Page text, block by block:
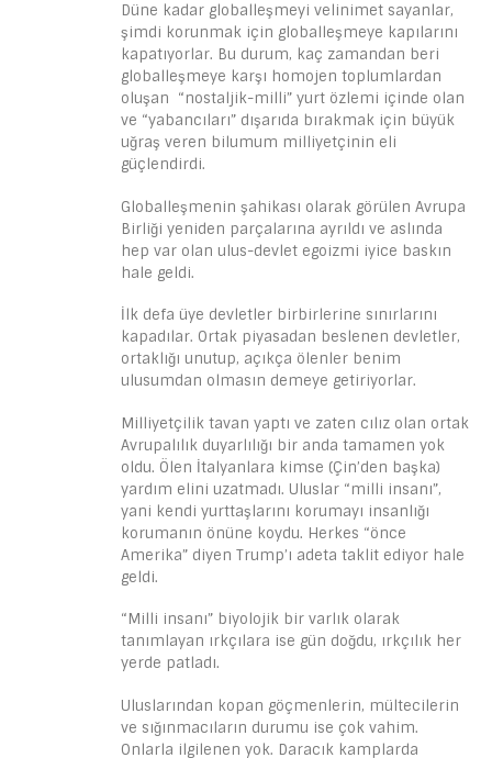
Düne kadar globalleşmeyi velinimet sayanlar,
şimdi korunmak için globalleşmeye kapılarını
kapatıyorlar. Bu durum, kaç zamandan beri
globalleşmeye karşı homojen toplumlardan
oluşan “nostaljik-milli” yurt özlemi içinde olan
ve “yabancıları” dışarıda bırakmak için büyük
uğraş veren bilumum milliyetçinin eli
güçlendirdi.
Globalleşmenin şahikası olarak görülen Avrupa
Birliği yeniden parçalarına ayrıldı ve aslında
hep var olan ulus-devlet egoizmi iyice baskın
hale geldi.
İlk defa üye devletler birbirlerine sınırlarını
kapadılar. Ortak piyasadan beslenen devletler,
ortaklığı unutup, açıkça ölenler benim
ulusumdan olmasın demeye getiriyorlar.
Milliyetçilik tavan yaptı ve zaten cılız olan ortak
Avrupalılık duyarlılığı bir anda tamamen yok
oldu. Ölen İtalyanlara kimse (Çin’den başka)
yardım elini uzatmadı. Uluslar “milli insanı”,
yani kendi yurttaşlarını korumayı insanlığı
korumanın önüne koydu. Herkes “önce
Amerika” diyen Trump’ı adeta taklit ediyor hale
geldi.
“Milli insanı” biyolojik bir varlık olarak
tanımlayan ırkçılara ise gün doğdu, ırkçılık her
yerde patladı.
Uluslarından kopan göçmenlerin, mültecilerin
ve sığınmacıların durumu ise çok vahim.
Onlarla ilgilenen yok. Daracık kamplarda